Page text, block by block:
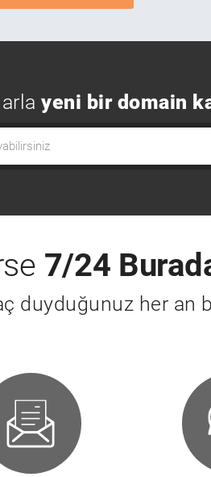
yeni bir domain
7/24
duyduğunuz her an